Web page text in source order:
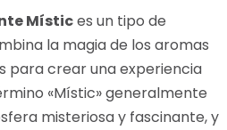
Místices un tipo de
la magia de los aromas
para crear una experiencia
«Místic» generalmente
misteriosa y fascinante, y